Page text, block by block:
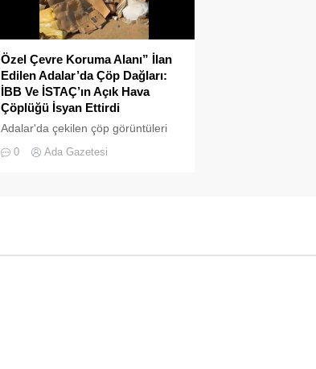
Özel Çevre Koruma Alanı” İlan
Edilen Adalar’da Çöp Dağları:
İBB Ve İSTAÇ’ın Açık Hava
Çöplüğü İsyan Ettirdi
Adalar'da çekilen çöp görüntüleri
pes dedirtti. Sanılanın aksine bu
çöpler duyarsız vatandaşlar
0 Ada Gazetesi